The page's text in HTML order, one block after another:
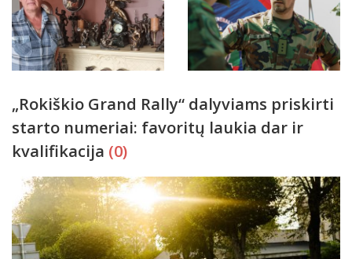
„Rokiškio Grand Rally“ dalyviams priskirti
starto numeriai: favoritų laukia dar ir
kvalifikacija (0)